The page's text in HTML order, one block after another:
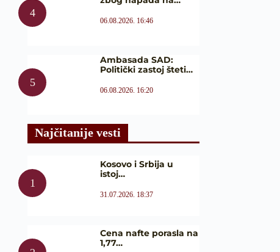
06.08.2026. 16:46
Ambasada SAD:
Politički zastoj šteti…
06.08.2026. 16:20
Najčitanije vesti
Kosovo i Srbija u
istoj…
31.07.2026. 18:37
Cena nafte porasla na
1,77…